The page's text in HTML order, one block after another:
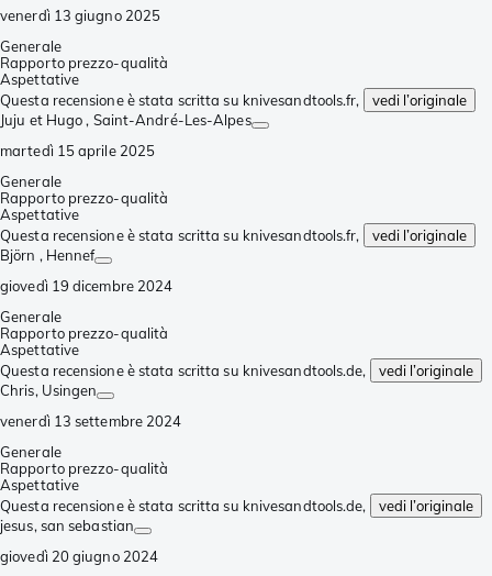
venerdì 13 giugno 2025
Generale
Rapporto prezzo-qualità
Aspettative
Questa recensione è stata scritta su knivesandtools.fr,
vedi l’originale
Juju et Hugo , Saint-André-Les-Alpes
martedì 15 aprile 2025
Generale
Rapporto prezzo-qualità
Aspettative
Questa recensione è stata scritta su knivesandtools.fr,
vedi l’originale
Björn , Hennef
giovedì 19 dicembre 2024
Generale
Rapporto prezzo-qualità
Aspettative
Questa recensione è stata scritta su knivesandtools.de,
vedi l’originale
Chris, Usingen
venerdì 13 settembre 2024
Generale
Rapporto prezzo-qualità
Aspettative
Questa recensione è stata scritta su knivesandtools.de,
vedi l’originale
jesus, san sebastian
giovedì 20 giugno 2024